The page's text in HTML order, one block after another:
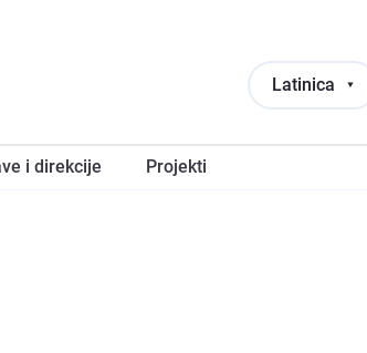
Latinica
i direkcije Projеkti